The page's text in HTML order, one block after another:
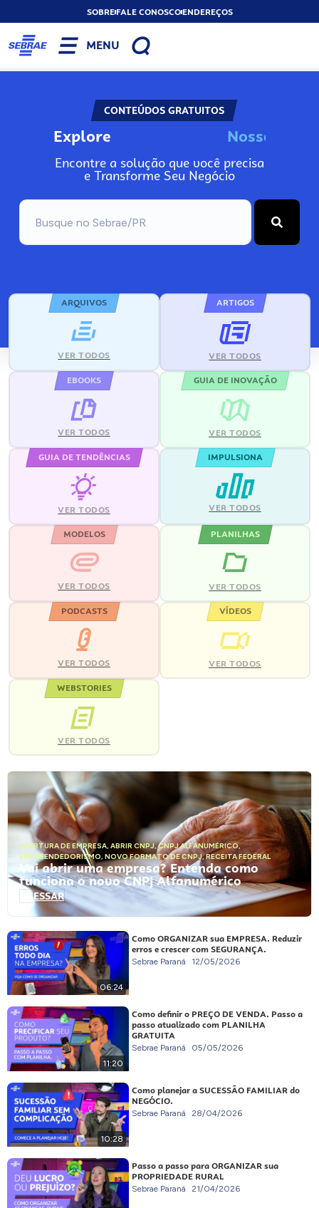
SOBREFALE CONOSCOENDEREÇOS
MENU
CONTEÚDOS GRATUITOS
Explore No
Encontre a solução que você precisa
e Transforme Seu Negócio
ARQUIVOS
VER TODOS
ARTIGOS
VER TODOS
EBOOKS
VER TODOS
GUIA DE INOVAÇÃO
VER TODOS
GUIA DE TENDÊNCIAS
VER TODOS
IMPULSIONA
VER TODOS
MODELOS
VER TODOS
PLANILHAS
VER TODOS
PODCASTS
VER TODOS
VÍDEOS
VER TODOS
WEBSTORIES
VER TODOS
ABERTURA DE EMPRESA, ABRIR CNPJ,CNPJ ALFANUMÉRICO,
EMPREENDEDORISMO, NOVO FORMATO DE CNPJ,RECEITA FEDERAL
Vai abrir uma empresa? Entenda como
funciona o novo CNPJ Alfanumérico
ACESSAR
06:24
Como ORGANIZAR sua EMPRESA. Reduzir
erros e crescer com SEGURANÇA.
Sebrae Paraná 12/05/2026
11:20
Como definir o PREÇO DE VENDA. Passo a
passo atualizado com PLANILHA
GRATUITA
Sebrae Paraná 05/05/2026
10:28
Como planejar a SUCESSÃO FAMILIAR do
NEGÓCIO.
Sebrae Paraná 28/04/2026
Passo a passo para ORGANIZAR sua
PROPRIEDADE RURAL
Sebrae Paraná 21/04/2026